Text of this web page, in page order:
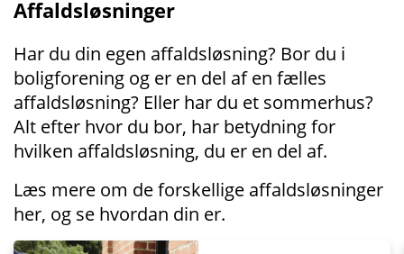
Affaldsløsninger
Har du din egen affaldsløsning? Bor du i
boligforening og er en del af en fælles
affaldsløsning? Eller har du et sommerhus?
Alt efter hvor du bor, har betydning for
hvilken affaldsløsning, du er en del af.
Læs mere om de forskellige affaldsløsninger
her, og se hvordan din er.